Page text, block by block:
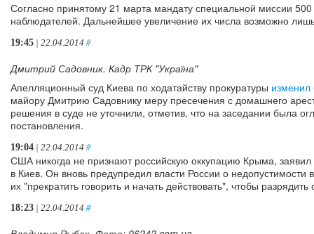
Согласно принятому 21 марта мандату специальной миссии
наблюдателей. Дальнейшее увеличение их числа возможно
19:45 | 22.04.2014 #
Дмитрий Садовник. Кадр ТРК "Україна"
Апелляционный суд Киева по ходатайству прокуратуры изменил
майору Дмитрию Садовнику меру пресечения с домашнего
решения в суде не уточнили, отметив, что на заседании была
постановления.
19:04 | 22.04.2014 #
США никогда не признают российскую оккупацию Крыма,
в Киев. Он вновь предупредил власти России о недопустимости
их "прекратить говорить и начать действовать", чтобы
18:23 | 22.04.2014 #